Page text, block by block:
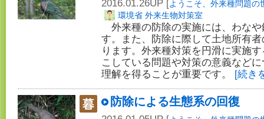
2016.01.26UP [ようこそ、外来種問題の
環境省 外来生物対策室
外来種の防除の実施には、わな
す。また、防除に際して土地所有
ります。外来種対策を円滑に実施
こしている問題や対策の意義など
理解を得ることが重要です。 [続き
防除による生態系の回復